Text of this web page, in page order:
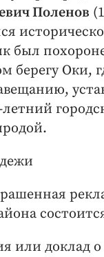
Поленов
был
берегу Оки,
или